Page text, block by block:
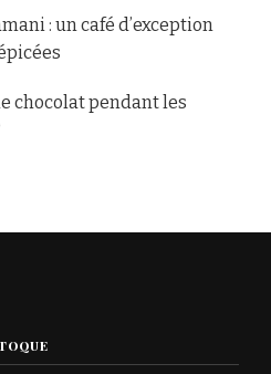
: un café d’exception
chocolat pendant les